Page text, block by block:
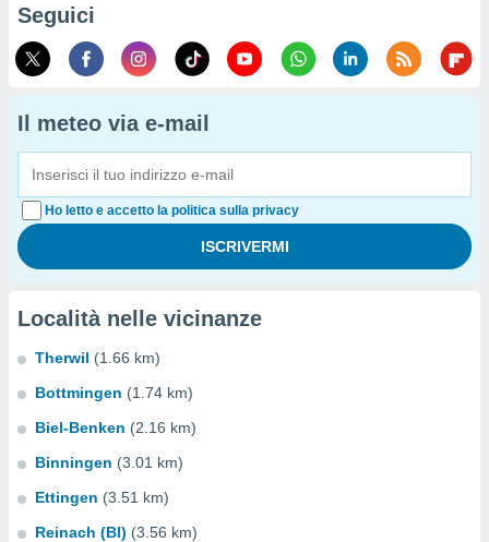
Seguici
Il meteo via e-mail
Ho letto e accetto la politica sulla privacy
Località nelle vicinanze
Therwil (1.66 km)
Bottmingen (1.74 km)
Biel-Benken (2.16 km)
Binningen (3.01 km)
Ettingen (3.51 km)
Reinach (Bl) (3.56 km)